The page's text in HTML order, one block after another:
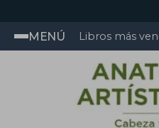
MENÚ Libros más